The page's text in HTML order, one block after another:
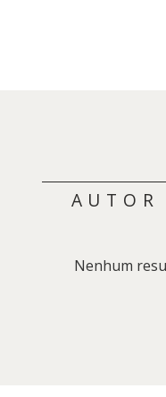
AUTOR
Nenhum